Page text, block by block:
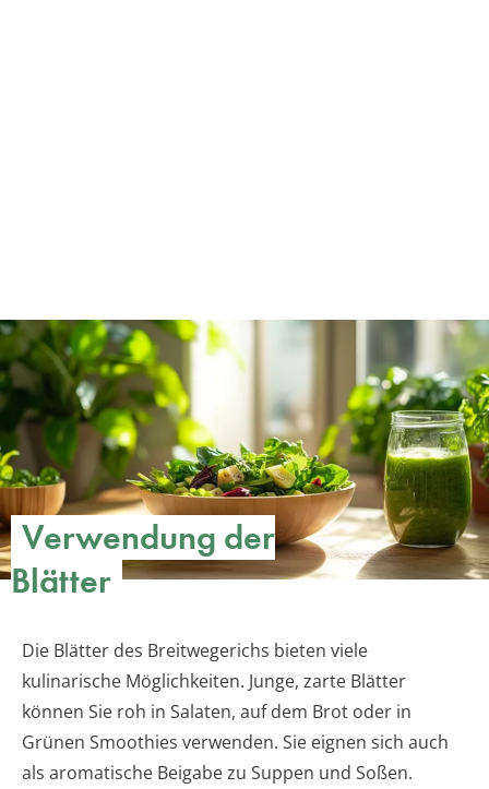
Verwendung der
Blätter
Die Blätter des Breitwegerichs bieten viele
kulinarische Möglichkeiten. Junge, zarte Blätter
können Sie roh in Salaten, auf dem Brot oder in
Grünen Smoothies verwenden. Sie eignen sich auch
als aromatische Beigabe zu Suppen und Soßen.